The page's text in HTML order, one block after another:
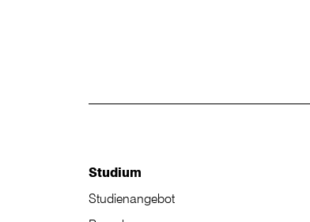
Studium
Studienangebot